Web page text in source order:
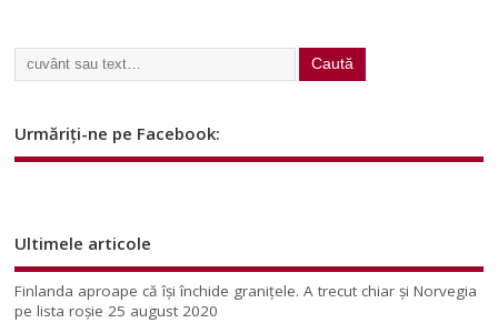
Urmăriți-ne pe Facebook:
Ultimele articole
Finlanda aproape că își închide granițele. A trecut chiar și Norvegia
pe lista roșie 25 august 2020